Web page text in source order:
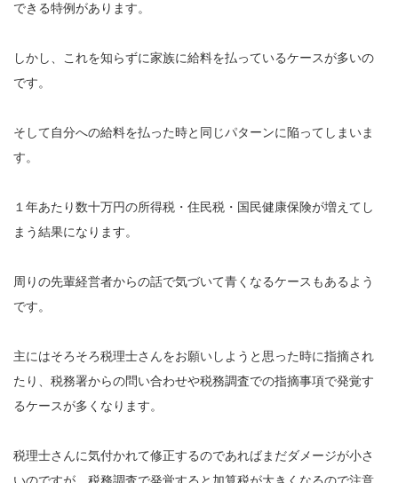
できる特例があります。
しかし、これを知らずに家族に給料を払っているケースが多いの
です。
そして自分への給料を払った時と同じパターンに陥ってしまいま
す。
１年あたり数十万円の所得税・住民税・国民健康保険が増えてし
まう結果になります。
周りの先輩経営者からの話で気づいて青くなるケースもあるよう
です。
主にはそろそろ税理士さんをお願いしようと思った時に指摘され
たり、税務署からの問い合わせや税務調査での指摘事項で発覚す
るケースが多くなります。
税理士さんに気付かれて修正するのであればまだダメージが小さ